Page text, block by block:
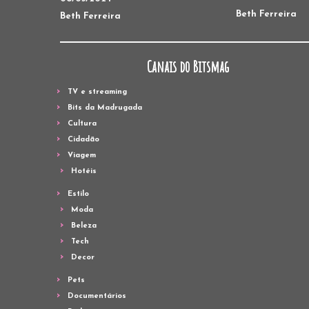
Beth Ferreira
Beth Ferreira
Canais do Bitsmag
TV e streaming
Bits da Madrugada
Cultura
Cidadão
Viagem
Hotéis
Estilo
Moda
Beleza
Tech
Decor
Pets
Documentários